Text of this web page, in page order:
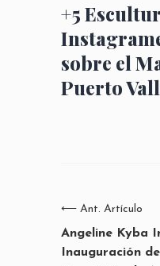
+5
sobre el
Puerto
⟵ Ant. Artículo
Angeline Kyba
Inauguración